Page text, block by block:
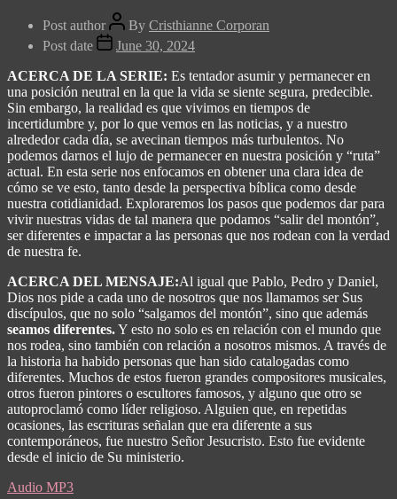
Post author By Cristhianne Corporan
Post date
June 30, 2024
ACERCA DE LA SERIE: Es tentador asumir y permanecer en
una posición neutral en la que la vida se siente segura, predecible.
Sin embargo, la realidad es que vivimos en tiempos de
incertidumbre y, por lo que vemos en las noticias, y a nuestro
alrededor cada día, se avecinan tiempos más turbulentos. No
podemos darnos el lujo de permanecer en nuestra posición y “ruta”
actual. En esta serie nos enfocamos en obtener una clara idea de
cómo se ve esto, tanto desde la perspectiva bíblica como desde
nuestra cotidianidad. Exploraremos los pasos que podemos dar para
vivir nuestras vidas de tal manera que podamos “salir del montón”,
ser diferentes e impactar a las personas que nos rodean con la verdad
de nuestra fe.
ACERCA DEL MENSAJE:Al igual que Pablo, Pedro y Daniel,
Dios nos pide a cada uno de nosotros que nos llamamos ser Sus
discípulos, que no solo “salgamos del montón”, sino que además
seamos diferentes.Y esto no solo es en relación con el mundo que
nos rodea, sino también con relación a nosotros mismos. A través de
la historia ha habido personas que han sido catalogadas como
diferentes. Muchos de estos fueron grandes compositores musicales,
otros fueron pintores o escultores famosos, y alguno que otro se
autoproclamó como líder religioso. Alguien que, en repetidas
ocasiones, las escrituras señalan que era diferente a sus
contemporáneos, fue nuestro Señor Jesucristo. Esto fue evidente
desde el inicio de Su ministerio.
Audio MP3